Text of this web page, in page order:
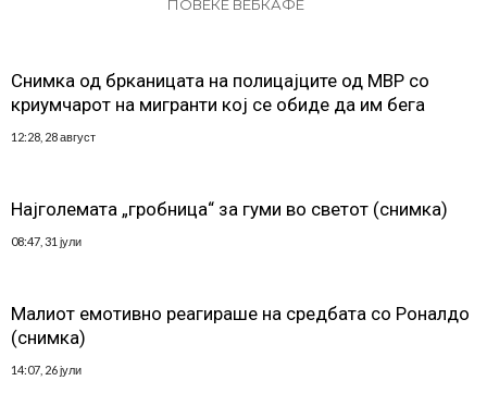
ПОВЕЌЕ ВЕБКАФЕ
Снимка од брканицата на полицајците од МВР со
криумчарот на мигранти кој се обиде да им бега
12:28, 28 август
Најголемата „гробница“ за гуми во светот (снимка)
08:47, 31 јули
Малиот емотивно реагираше на средбата со Роналдо
(снимка)
14:07, 26 јули